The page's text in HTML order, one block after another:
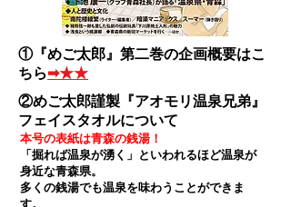
①『めご太郎』第二巻の企画概要はこ
ちら➡★★
②めご太郎謹製『アオモリ温泉兄弟』
フェイスタオルについて
本号の表紙は青森の銭湯！
「掘れば温泉が湧く」といわれるほど温泉が
身近な青森県。
多くの銭湯でも温泉を味わうことができま
す。